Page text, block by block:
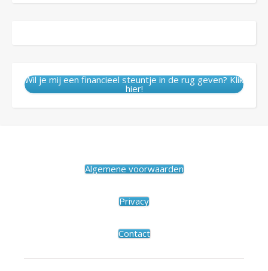
Wil je mij een financieel steuntje in de rug geven? Klik
hier!
Algemene voorwaarden
Privacy
Contact